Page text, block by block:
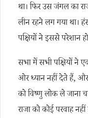
था। फिर उस जंगल का
लीन रहने लग गया था।
पक्षियों ने इससे
सभा में सभी पक्षियों ने
ओर ध्यान नहीं देते हैं,
को विष्णु लोक ले जाना
राजा को कोई परवाह